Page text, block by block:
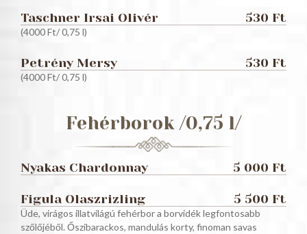
Taschner Irsai Olivér 530 Ft
(4000 Ft/ 0,75 l)
Petrény Mersy 530 Ft
(4000 Ft/ 0,75 l)
Fehérborok /0,75 l/
Nyakas Chardonnay 5 000 Ft
Figula Olaszrizling 5 500 Ft
Üde, virágos illatvilágú fehérbor a borvidék legfontosabb
szőlőjéből. Őszibarackos, mandulás korty, finoman savas